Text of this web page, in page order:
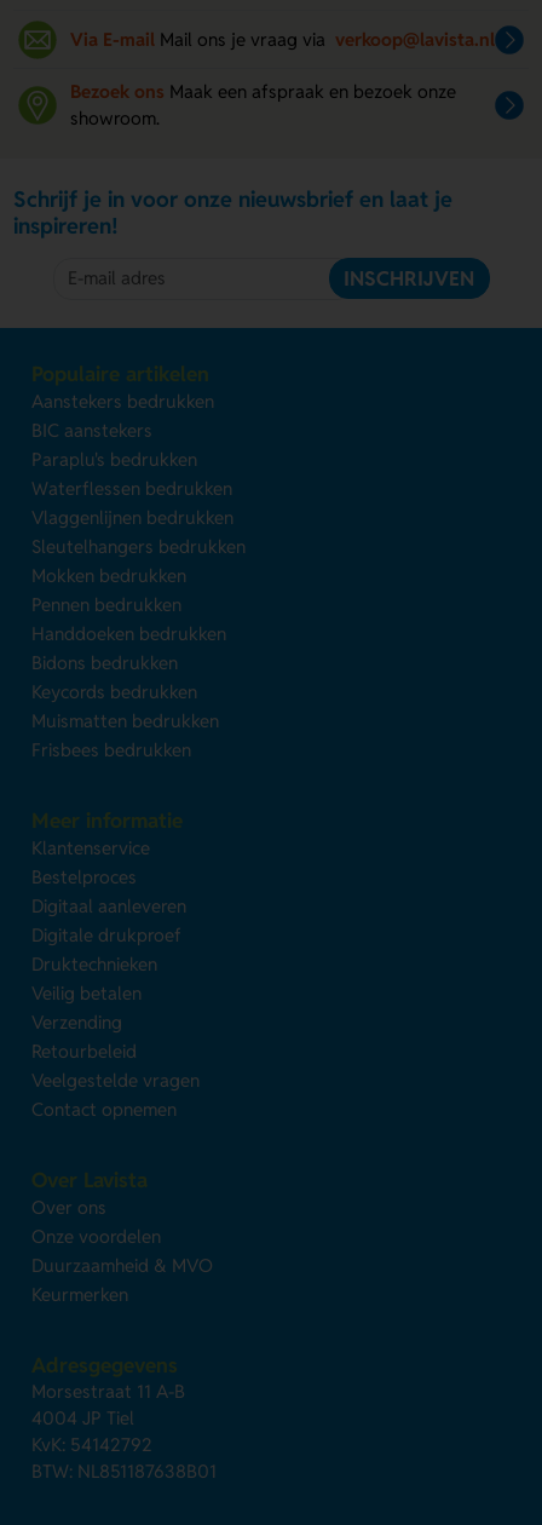
Via E-mail Mail ons je vraag via verkoop@lavista.nl
Bezoek ons Maak een afspraak en bezoek onze
showroom.
Schrijf je in voor onze nieuwsbrief en laat je
inspireren!
INSCHRIJVEN
Populaire artikelen
Aanstekers bedrukken
BIC aanstekers
Paraplu's bedrukken
Waterflessen bedrukken
Vlaggenlijnen bedrukken
Sleutelhangers bedrukken
Mokken bedrukken
Pennen bedrukken
Handdoeken bedrukken
Bidons bedrukken
Keycords bedrukken
Muismatten bedrukken
Frisbees bedrukken
Meer informatie
Klantenservice
Bestelproces
Digitaal aanleveren
Digitale drukproef
Druktechnieken
Veilig betalen
Verzending
Retourbeleid
Veelgestelde vragen
Contact opnemen
Over Lavista
Over ons
Onze voordelen
Duurzaamheid & MVO
Keurmerken
Adresgegevens
Morsestraat 11 A-B
4004 JP Tiel
KvK: 54142792
BTW: NL851187638B01